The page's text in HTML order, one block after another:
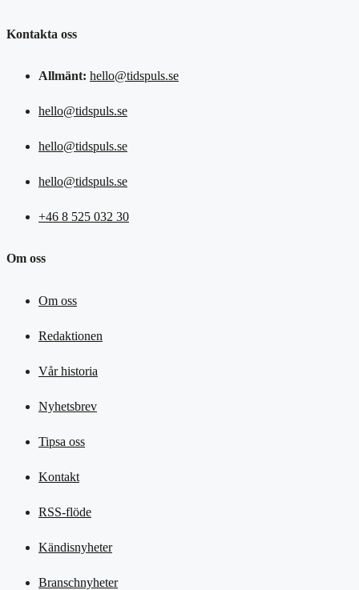
Kontakta oss
Allmänt: hello@tidspuls.se
hello@tidspuls.se
hello@tidspuls.se
hello@tidspuls.se
+46 8 525 032 30
Om oss
Om oss
Redaktionen
Vår historia
Nyhetsbrev
Tipsa oss
Kontakt
RSS-flöde
Kändisnyheter
Branschnyheter